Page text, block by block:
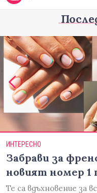
ИНТЕРЕСНО
Забрави за
новият номер 1
Те са вдъхновение за